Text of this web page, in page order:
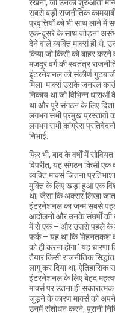
रखना, जो उनकी शुरुआती
सबसे बड़ी राजनीतिक
प्रवृत्तियों को भी साथ लाने
एक-दूसरे के साथ जोड़ना
देने वाले व्यक्ति मार्क्स ही थे.
किया जो किसी को बाहर करने
मजदूर वर्ग की स्वतंत्र
इंटरनेशनल को संकीर्ण
मिला. मार्क्स उसके जनरल
निकाय था जो विभिन्न
था और पूरे संगठन के लिए
लगभग सभी प्रमुख प्रस्तावों
लगभग सभी कांग्रेस प्रतिवेदनों
निभाई.
फिर भी, बाद के वर्षों में
विपरीत, यह संगठन किसी एक
व्यक्ति मार्क्स जितना
मुक्ति के लिए खड़ा हुआ एक
था; जैसा कि अक्सर लिखा जाता
इंटरनेशनल का जन्म सबसे
आंदोलनों और उनके संघर्षों की
में से एक – और उससे पहले के
फर्क – यह था कि ‘मेहनतकश
को ही करना होगा.’ यह
तैयार किसी राजनीतिक
लागू कर दिया था, ऐतिहासिक
इंटरनेशनल के लिए बेहद
मार्क्स पर उतना ही
जुड़ने के कारण मार्क्स को
उनमें संशोधन करने, पुरानी